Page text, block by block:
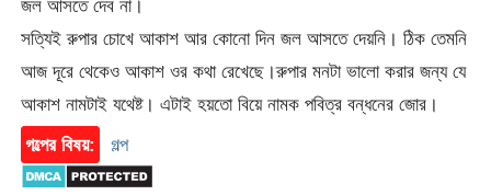
জল আসতে দেব না।
সত্যিই রুপার চোখে আকাশ আর কোনো দিন জল আসতে দেয়নি। ঠিক তেমনি
আজ দূরে থেকেও আকাশ ওর কথা রেখেছে।রুপার মনটা ভালো করার জন্য যে
আকাশ নামটাই যথেষ্ট। এটাই হয়তো বিয়ে নামক পবিত্র বন্ধনের জোর।
গল্পের বিষয়:
গল্প